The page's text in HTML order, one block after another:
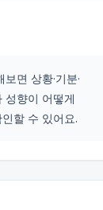
면 상황·기분·
성향이 어떻게
할 수 있어요.